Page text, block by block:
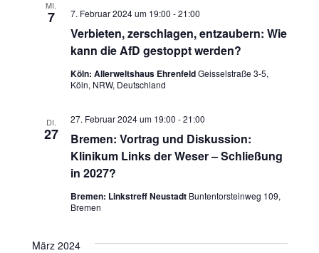
MI.
7
Verbieten, zerschlagen, entzaubern: Wie
kann die AfD gestoppt werden?
7. Februar 2024 um 19:00 -21:00
Köln: Allerweltshaus EhrenfeldGeisselstraße 3-5,
Köln, NRW, Deutschland
DI.
27
Bremen: Vortrag und Diskussion:
Klinikum Links der Weser – Schließung
in 2027?
27. Februar 2024 um 19:00 -21:00
Bremen: Linkstreff Neustadt Buntentorsteinweg 109,
Bremen
März 2024